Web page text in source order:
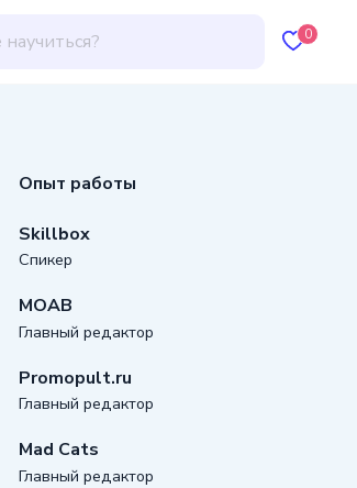
0
Опыт работы
Skillbox
Спикер
MOAB
Главный редактор
Promopult.ru
Главный редактор
Mad Cats
Главный редактор